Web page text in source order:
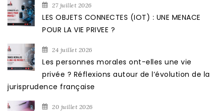
27 juillet 2026
LES OBJETS CONNECTES (IOT) : UNE MENACE
POUR LA VIE PRIVEE ?
24 juillet 2026
Les personnes morales ont-elles une vie
privée ? Réflexions autour de l’évolution de la
jurisprudence française
20 juillet 2026